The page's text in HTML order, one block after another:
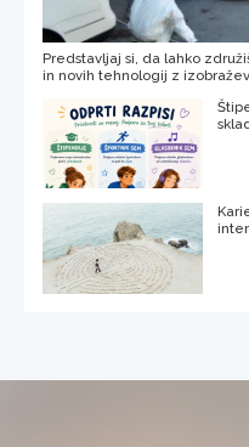
Predstavljaj si, da lahko
in novih tehnologij z